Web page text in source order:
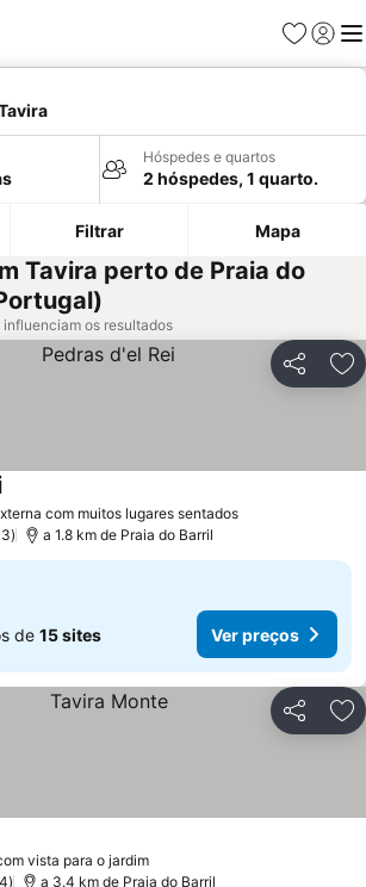
Favoritos
Iniciar
Hóspedes e quartos
2 hóspedes, 1 quarto.
Filtrar Mapa
Tavira perto de Praia do
os resultados
Partilhar
com muitos lugares sentados
a 1.8 km de Praia do Barril
de 15 sites Ver preços
Partilhar
vista para o jardim
a 3.4 km de Praia do Barril